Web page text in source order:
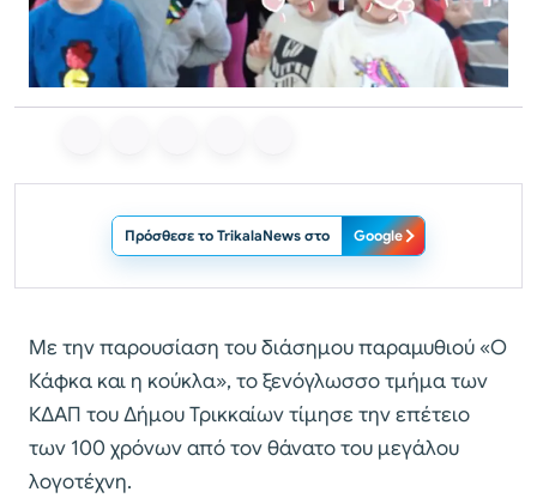
Πρόσθεσε το TrikalaNews στο Google
Με την παρουσίαση του διάσημου παραμυθιού «Ο
Κάφκα και η κούκλα», το ξενόγλωσσο τμήμα των
ΚΔΑΠ του Δήμου Τρικκαίων τίμησε την επέτειο
των 100 χρόνων από τον θάνατο του μεγάλου
λογοτέχνη.